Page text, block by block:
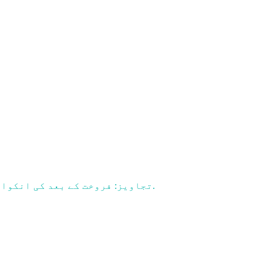
تجاویز: فروخت کے بعد کی .